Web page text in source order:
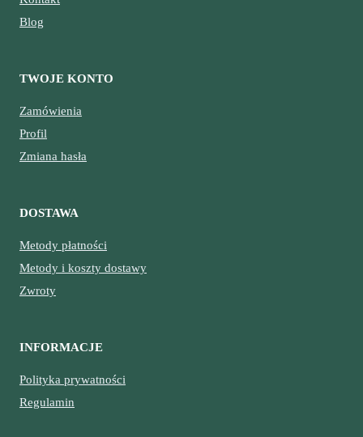
Blog
TWOJE KONTO
Zamówienia
Profil
Zmiana hasła
DOSTAWA
Metody płatności
Metody i koszty dostawy
Zwroty
INFORMACJE
Polityka prywatności
Regulamin